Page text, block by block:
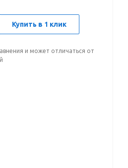
Купить в 1 клик
и может отличаться от